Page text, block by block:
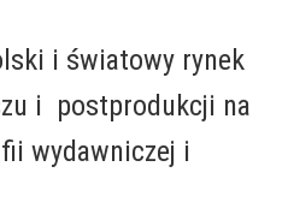
i światowy rynek
i postprodukcji na
wydawniczej i